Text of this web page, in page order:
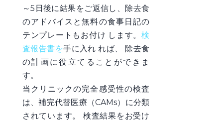
～5日後に結果をご返信し、除去食
のアドバイスと無料の食事日記の
テンプレートもお付け します。検
査報告書を手に入れ れば、
除去食
の計画に役立てる ことができま
す。
当クリニックの完全感受性の検査
は、補完代替医療（CAMs）に分類
されています。 検査結果をお受け